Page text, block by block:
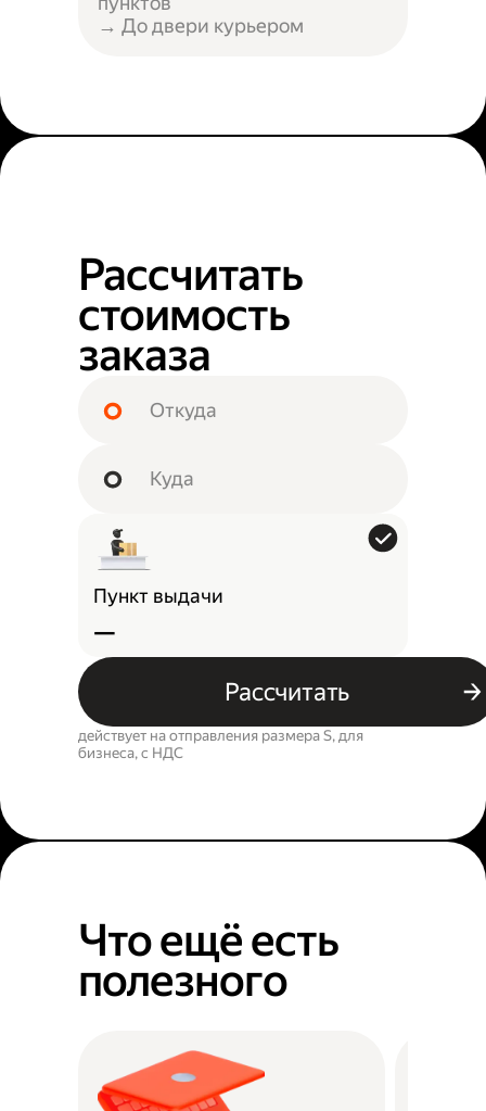
→ До двери курьером
Рассчитать
стоимость
заказа
Пункт выдачи
—
Рассчитать
действует на отправления размера S, для
бизнеса, c НДС
Что ещё есть
полезного